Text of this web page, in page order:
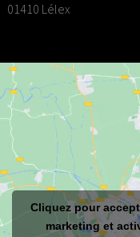
01410 Lélex
Cliquez pour
marketing et